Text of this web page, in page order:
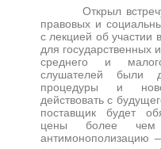
Открыл встречу
правовых и
с лекцией об участии
для государственных
среднего и
слушателей были
процедуры и
действовать с
поставщик будет
цены более
антимонополизацию